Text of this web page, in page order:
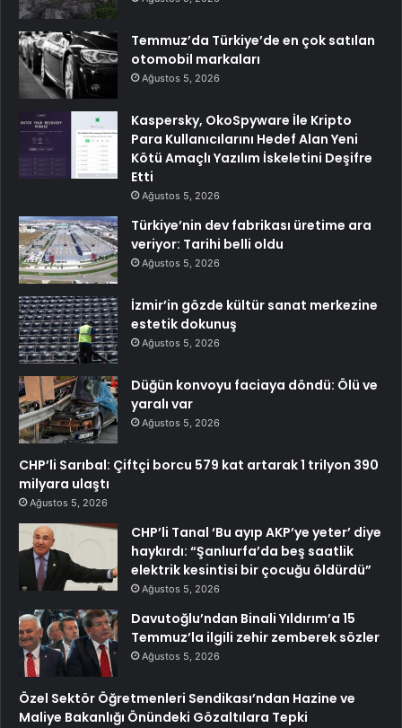
Temmuz’da Türkiye’de en çok satılan
otomobil markaları
Ağustos 5, 2026
Kaspersky, OkoSpyware İle Kripto
Para Kullanıcılarını Hedef Alan Yeni
Kötü Amaçlı Yazılım İskeletini Deşifre
Etti
Ağustos 5, 2026
Türkiye’nin dev fabrikası üretime ara
veriyor: Tarihi belli oldu
Ağustos 5, 2026
İzmir’in gözde kültür sanat merkezine
estetik dokunuş
Ağustos 5, 2026
Düğün konvoyu faciaya döndü: Ölü ve
yaralı var
Ağustos 5, 2026
CHP’li Sarıbal: Çiftçi borcu 579 kat artarak 1 trilyon 390
milyara ulaştı
Ağustos 5, 2026
CHP’li Tanal ‘Bu ayıp AKP’ye yeter’ diye
haykırdı: “Şanlıurfa’da beş saatlik
elektrik kesintisi bir çocuğu öldürdü”
Ağustos 5, 2026
Davutoğlu’ndan Binali Yıldırım’a 15
Temmuz’la ilgili zehir zemberek sözler
Ağustos 5, 2026
Özel Sektör Öğretmenleri Sendikası’ndan Hazine ve
Maliye Bakanlığı Önündeki Gözaltılara Tepki